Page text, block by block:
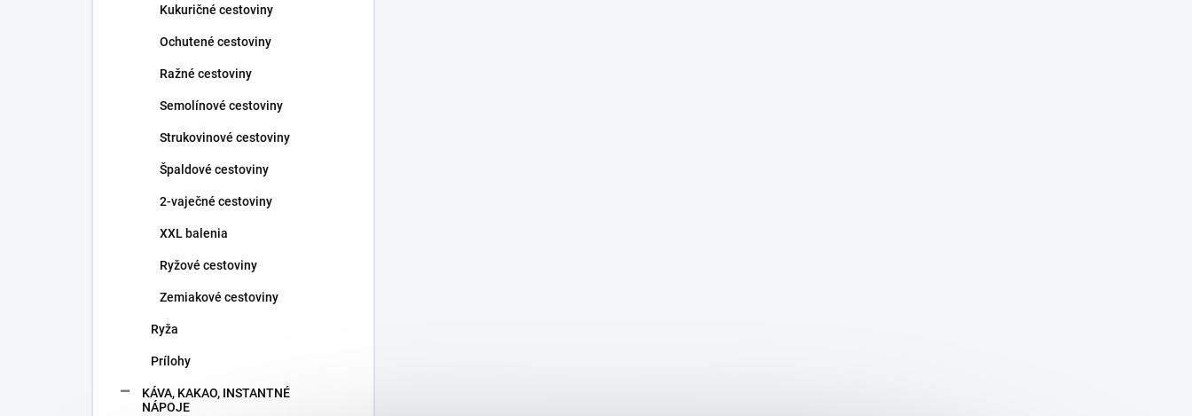
Kukuričné cestoviny
Ochutené cestoviny
Ražné cestoviny
Semolínové cestoviny
Strukovinové cestoviny
Špaldové cestoviny
2-vaječné cestoviny
XXL balenia
Ryžové cestoviny
Zemiakové cestoviny
Ryža
Prílohy
KÁVA, KAKAO, INSTANTNÉ
NÁPOJE